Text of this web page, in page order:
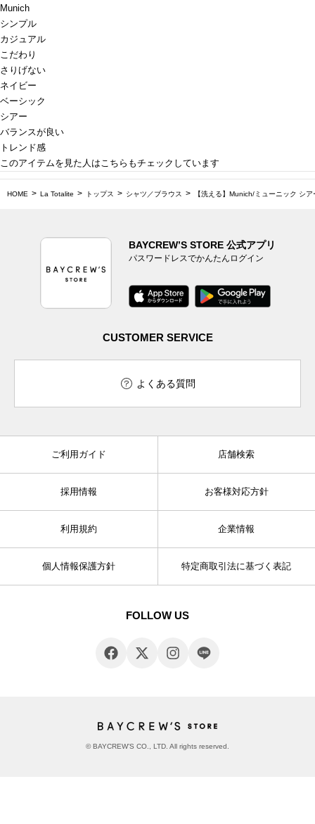
Munich
シンプル
カジュアル
こだわり
さりげない
ネイビー
ベーシック
シアー
バランスが良い
トレンド感
このアイテムを見た人はこちらもチェックしています
HOME La Totalite トップス シャツ／ブラウス 【洗える】Munich/ミューニック シ
BAYCREW’S STORE 公式アプリ
パスワードレスでかんたんログイン
CUSTOMER SERVICE
よくある質問
ご利用ガイド 店舗検索
採用情報 お客様対応方針
利用規約 企業情報
個人情報保護方針 特定商取引法に基づく表記
FOLLOW US
© BAYCREW’S CO., LTD. All rights reserved.